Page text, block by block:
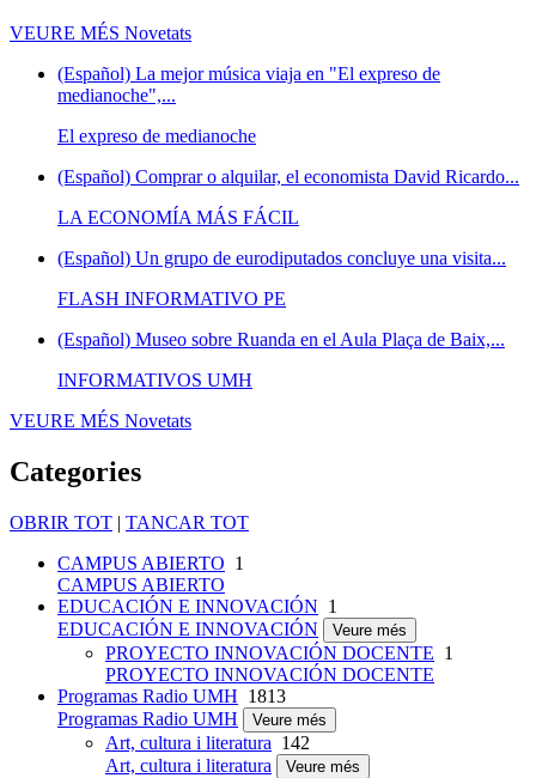
VEURE MÉS Novetats
(Español) La mejor música viaja en "El expreso de
medianoche",...
El expreso de medianoche
(Español) Comprar o alquilar, el economista David Ricardo...
LA ECONOMÍA MÁS FÁCIL
(Español) Un grupo de eurodiputados concluye una visita...
FLASH INFORMATIVO PE
(Español) Museo sobre Ruanda en el Aula Plaça de Baix,...
INFORMATIVOS UMH
VEURE MÉS Novetats
Categories
OBRIR TOT | TANCAR TOT
CAMPUS ABIERTO 1
CAMPUS ABIERTO
EDUCACIÓN E INNOVACIÓN 1
EDUCACIÓN E INNOVACIÓN
Veure més
PROYECTO INNOVACIÓN DOCENTE 1
PROYECTO INNOVACIÓN DOCENTE
Programas Radio UMH 1813
Programas Radio UMH
Veure més
Art, cultura i literatura 142
Art, cultura i literatura
Veure més